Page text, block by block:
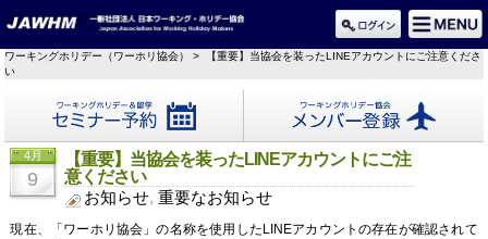
ワーキングホリデー（ワーホリ協会）
> 【重要】当協会を装ったLINEアカウントにご注意くださ
い
セミナー予約 メンバー登録
4月
9
【重要】当協会を装ったLINEアカウントにご注
意ください
お知らせ,重要なお知らせ
現在、「ワーホリ協会」の名称を使用したLINEアカウントの存在が確認されて